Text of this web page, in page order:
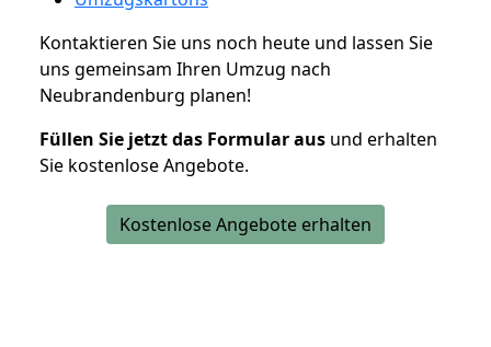
Kontaktieren Sie uns noch heute und lassen Sie
uns gemeinsam Ihren Umzug nach
Neubrandenburg planen!
Füllen Sie jetzt das Formular aus und erhalten
Sie kostenlose Angebote.
Kostenlose Angebote erhalten